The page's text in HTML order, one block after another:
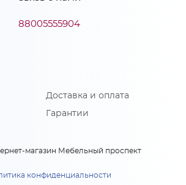
88005555904
Доставка и оплата
Гарантии
магазин Мебельный проспект
конфиденциальности